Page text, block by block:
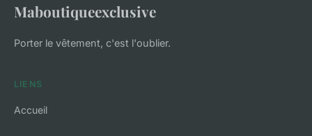
Maboutiqueexclusive
Porter le vêtement, c'est l'oublier.
LIENS
Accueil